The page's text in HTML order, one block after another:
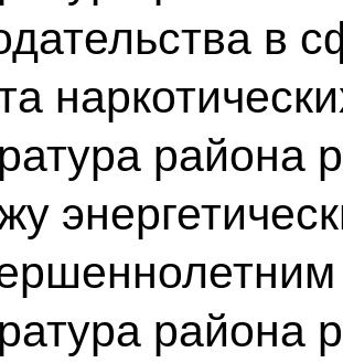
в
района
района